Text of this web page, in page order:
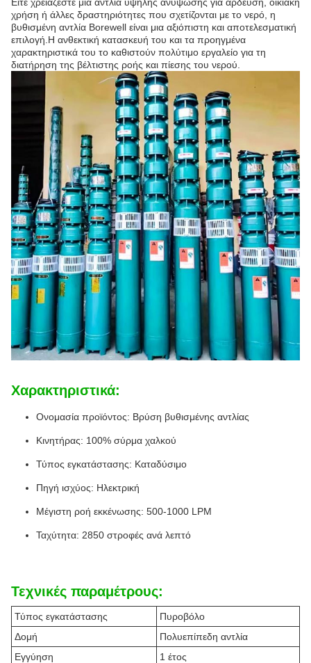
χρήση ή άλλες δραστηριότητες που σχετίζονται με το νερό, η
βυθισμένη αντλία Borewell είναι μια αξιόπιστη και αποτελεσματική
επιλογή.Η ανθεκτική κατασκευή του και τα προηγμένα
χαρακτηριστικά του το καθιστούν πολύτιμο εργαλείο για τη
διατήρηση της βέλτιστης ροής και πίεσης του νερού.
Χαρακτηριστικά:
Ονομασία προϊόντος: Βρύση βυθισμένης αντλίας
Κινητήρας: 100% σύρμα χαλκού
Τύπος εγκατάστασης: Καταδύσιμο
Πηγή ισχύος: Ηλεκτρική
Μέγιστη ροή εκκένωσης: 500-1000 LPM
Ταχύτητα: 2850 στροφές ανά λεπτό
Τεχνικές παραμέτρους:
Τύπος εγκατάστασης
Πυροβόλο
Δομή
Πολυεπίπεδη αντλία
Εγγύηση
1 έτος